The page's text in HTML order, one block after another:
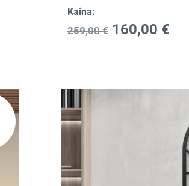
Kaina:
259,00€ 160,00 €